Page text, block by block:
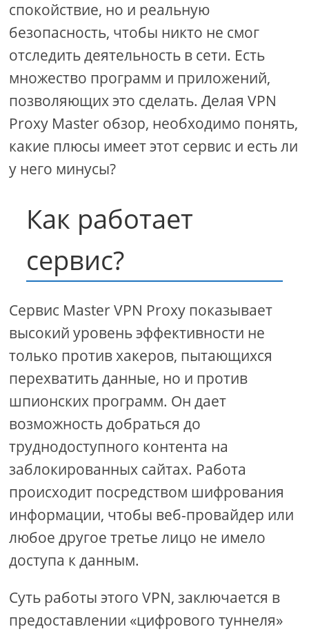
спокойствие, но и реальную
безопасность, чтобы никто не смог
отследить деятельность в сети. Есть
множество программ и приложений,
позволяющих это сделать. Делая VPN
Proxy Master обзор, необходимо понять,
какие плюсы имеет этот сервис и есть ли
у него минусы?
Как работает
сервис?
Сервис Master VPN Proxy показывает
высокий уровень эффективности не
только против хакеров, пытающихся
перехватить данные, но и против
шпионских программ. Он дает
возможность добраться до
труднодоступного контента на
заблокированных сайтах. Работа
происходит посредством шифрования
информации, чтобы веб-провайдер или
любое другое третье лицо не имело
доступа к данным.
Суть работы этого VPN, заключается в
предоставлении «цифрового туннеля»